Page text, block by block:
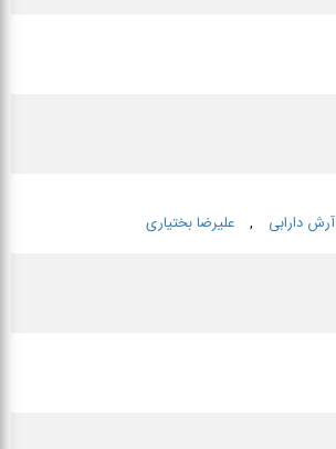
آرش دارابی , علیرضا بختیاری